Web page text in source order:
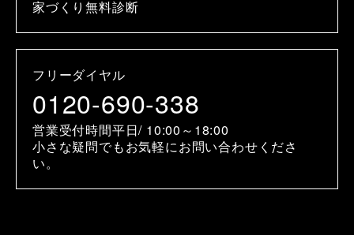
家づくり無料診断
フリーダイヤル
0120-690-338
営業受付時間平日/ 10:00～18:00
小さな疑問でもお気軽にお問い合わせくださ
い。